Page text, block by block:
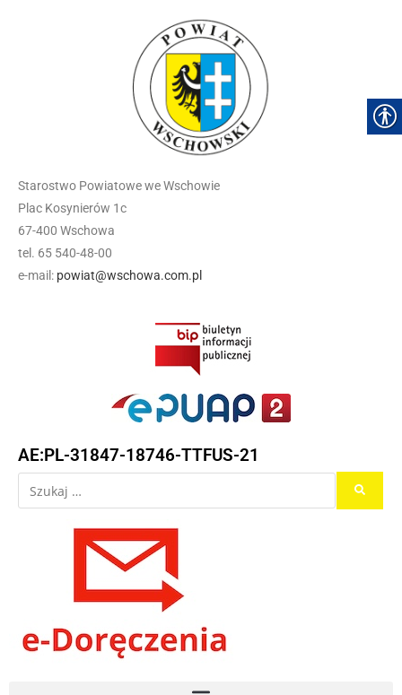
Starostwo Powiatowe we Wschowie
Plac Kosynierów 1c
67-400 Wschowa
tel. 65 540-48-00
e-mail: powiat@wschowa.com.pl
AE:PL-31847-18746-TTFUS-21